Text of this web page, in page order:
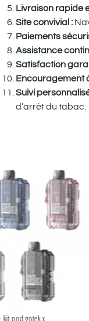
Livraison rapide
Site convivial :
Paiements
Assistance
Satisfaction
Encouragement
Suivi
d’arrêt du tabac.
Aspire - kit pod